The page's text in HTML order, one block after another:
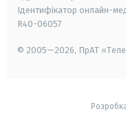
Ідентифікатор онлайн-
R40-06057
© 2005—2026, ПрАТ